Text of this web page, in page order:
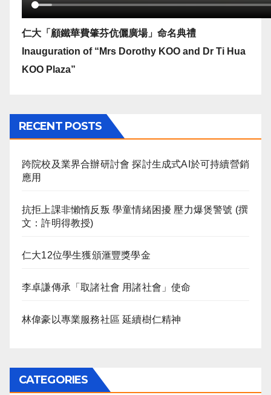
仁大「顧鐵華費肇芬伉儷廣場」命名典禮
Inauguration of “Mrs Dorothy KOO and Dr Ti Hua
KOO Plaza”
RECENT POSTS
跨院校及業界合辦研討會 探討生成式AI於可持續營銷
應用
抗拒上課非懶惰反叛 學童情緒困擾 壓力爆煲警號 (撰
文：許明得教授)
仁大12位學生獲頒滙豐獎學金
李卓謙傳承「取諸社會 用諸社會」使命
林偉豪以專業服務社區 延續樹仁精神
CATEGORIES